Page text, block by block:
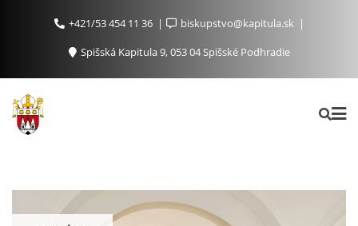
+421/53 454 11 36
biskupstvo@kapitula.sk
Spišská Kapitula 9, 053 04 Spišské Podhradie